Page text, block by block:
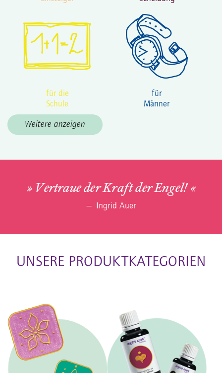
für die
Schule
für
Männer
Weitere anzeigen
Vertraue der Kraft der Engel!
Ingrid Auer
UNSERE PRODUKTKATEGORIEN